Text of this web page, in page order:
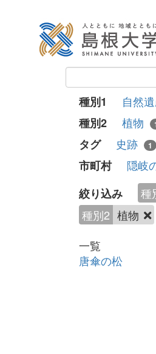
種別1 自然
種別2 植物
タグ 史跡 1
市町村
隠岐
絞り込み 種
種別2 植物
一覧
唐傘の松